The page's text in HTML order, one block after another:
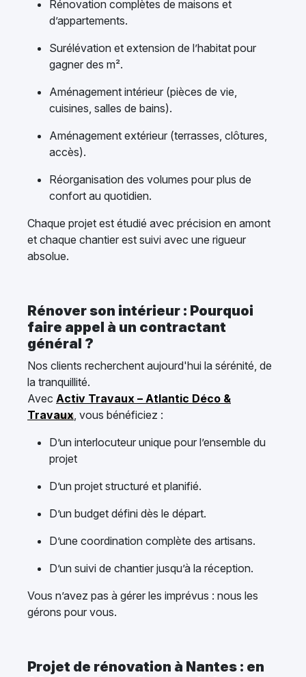
Rénovation complètes de maisons et
d’appartements.
Surélévation et extension de l’habitat pour
gagner des m².
Aménagement intérieur (pièces de vie,
cuisines, salles de bains).
Aménagement extérieur (terrasses, clôtures,
accès).
Réorganisation des volumes pour plus de
confort au quotidien.
Chaque projet est étudié avec précision en amont
et chaque chantier est suivi avec une rigueur
absolue.
Rénover son intérieur : Pourquoi
faire appel à un contractant
général ?
Nos clients recherchent aujourd'hui la sérénité, de
la tranquillité.
Avec Activ Travaux – Atlantic Déco &
Travaux, vous bénéficiez :
D’un interlocuteur unique pour l’ensemble du
projet
D’un projet structuré et planifié.
D’un budget défini dès le départ.
D’une coordination complète des artisans.
D’un suivi de chantier jusqu’à la réception.
Vous n’avez pas à gérer les imprévus : nous les
gérons pour vous.
Projet de rénovation à Nantes : en